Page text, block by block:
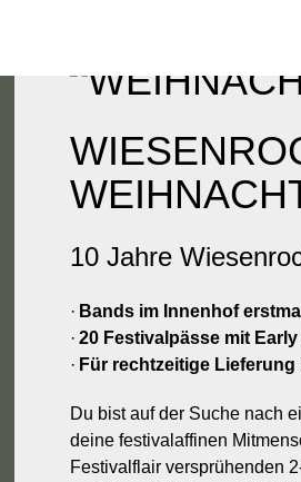
10 Jahre
Bands im Innenhof
20 Festivalpässe mit
Für rechtzeitige Lieferung
Du bist auf der Suche nach
deine festivalaffinen
Festivalflair versprühenden